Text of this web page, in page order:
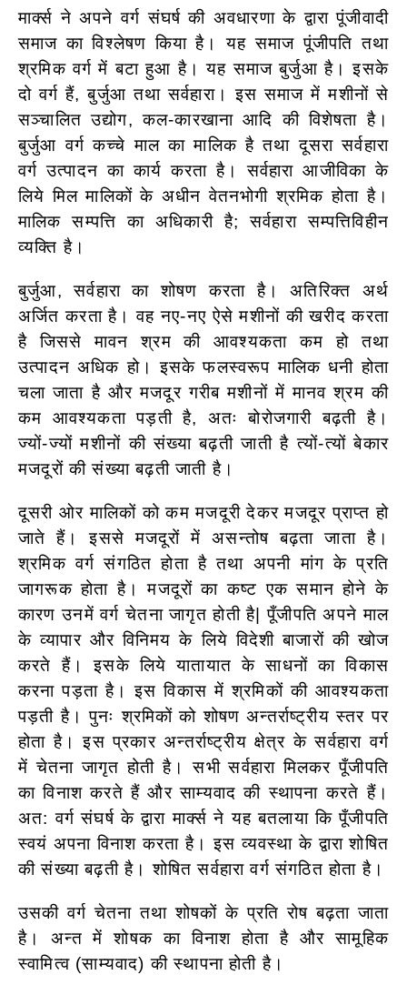
मार्क्स ने अपने वर्ग संघर्ष की अवधारणा के द्वारा पूंजीवादी
समाज का विश्लेषण किया है। यह समाज पूंजीपति तथा
श्रमिक वर्ग में बटा हुआ है। यह समाज बुर्जुआ है। इसके
दो वर्ग हैं, बुर्जुआ तथा सर्वहारा। इस समाज में मशीनों से
सञ्चालित उद्योग, कल-कारखाना आदि की विशेषता है।
बुर्जुआ वर्ग कच्चे माल का मालिक है तथा दूसरा सर्वहारा
वर्ग उत्पादन का कार्य करता है। सर्वहारा आजीविका के
लिये मिल मालिकों के अधीन वेतनभोगी श्रमिक होता है।
मालिक सम्पत्ति का अधिकारी है; सर्वहारा सम्पत्तिविहीन
व्यक्ति है।
बुर्जुआ, सर्वहारा का शोषण करता है। अतिरिक्त अर्थ
अर्जित करता है। वह नए-नए ऐसे मशीनों की खरीद करता
है जिससे मावन श्रम की आवश्यकता कम हो तथा
उत्पादन अधिक हो। इसके फलस्वरूप मालिक धनी होता
चला जाता है और मजदूर गरीब मशीनों में मानव श्रम की
कम आवश्यकता पड़ती है, अतः बोरोजगारी बढ़ती है।
ज्यों-ज्यों मशीनों की संख्या बढ़ती जाती है त्यों-त्यों बेकार
मजदूरों की संख्या बढ़ती जाती है।
दूसरी ओर मालिकों को कम मजदूरी देकर मजदूर प्राप्त हो
जाते हैं। इससे मजदूरों में असन्तोष बढ़ता जाता है।
श्रमिक वर्ग संगठित होता है तथा अपनी मांग के प्रति
जागरूक होता है। मजदूरों का कष्ट एक समान होने के
कारण उनमें वर्ग चेतना जागृत होती है| पूँजीपति अपने माल
के व्यापार और विनिमय के लिये विदेशी बाजारों की खोज
करते हैं। इसके लिये यातायात के साधनों का विकास
करना पड़ता है। इस विकास में श्रमिकों की आवश्यकता
पड़ती है। पुनः श्रमिकों को शोषण अन्तर्राष्ट्रीय स्तर पर
होता है। इस प्रकार अन्तर्राष्ट्रीय क्षेत्र के सर्वहारा वर्ग
में चेतना जागृत होती है। सभी सर्वहारा मिलकर पूँजीपति
का विनाश करते हैं और साम्यवाद की स्थापना करते हैं।
अत: वर्ग संघर्ष के द्वारा मार्क्स ने यह बतलाया कि पूँजीपति
स्वयं अपना विनाश करता है। इस व्यवस्था के द्वारा शोषित
की संख्या बढ़ती है। शोषित सर्वहारा वर्ग संगठित होता है।
उसकी वर्ग चेतना तथा शोषकों के प्रति रोष बढ़ता जाता
है। अन्त में शोषक का विनाश होता है और सामूहिक
स्वामित्व (साम्यवाद) की स्थापना होती है।